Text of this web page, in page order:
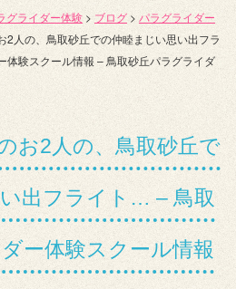
グライダー体験 > ブログ > パラグライダー
2人の、鳥取砂丘での仲睦まじい思い出フラ
験スクール情報 – 鳥取砂丘パラグライダ
お2人の、鳥取砂丘で
出フライト… – 鳥取
ー体験スクール情報